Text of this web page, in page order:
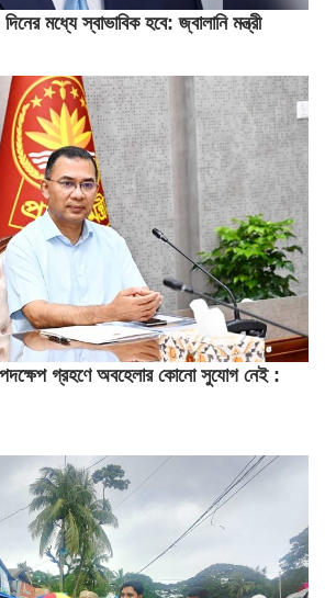
মধ্যে স্বাভাবিক হবে: জ্বালানি মন্ত্রী
গ্রহণে অবহেলার কোনো সুযোগ নেই :